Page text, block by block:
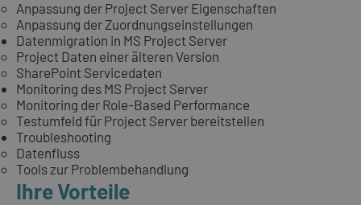
Anpassung der Project Server Eigenschaften
Anpassung der Zuordnungseinstellungen
Datenmigration in MS Project Server
Project Daten einer älteren Version
SharePoint Servicedaten
Monitoring des MS Project Server
Monitoring der Role-Based Performance
Testumfeld für Project Server bereitstellen
Troubleshooting
Datenfluss
Tools zur Problembehandlung
Ihre Vorteile